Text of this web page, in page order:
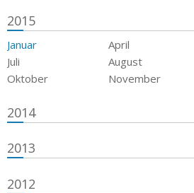
2015
Januar April
Juli
August
Oktober
November
2014
2013
2012